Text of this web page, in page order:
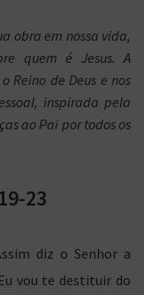
obra em nossa vida,
quem é Jesus. A
Reino de Deus e nos
inspirada pela
ao Pai por todos os
23
diz o Senhor a
vou te destituir do